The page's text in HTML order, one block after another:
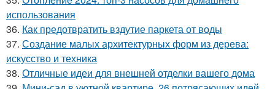
использования
36. Как предотвратить вздутие паркета от воды
37. Создание малых архитектурных форм из дерева:
искусство и техника
38. Отличные идеи для внешней отделки вашего дома